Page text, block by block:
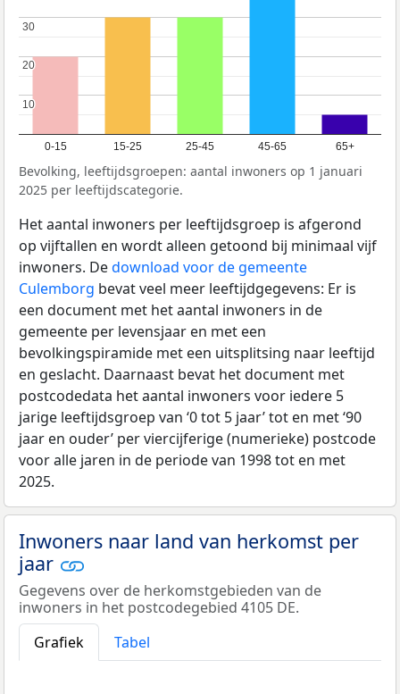
0-15 15-25 25-45 45-65 65+
10
10
20
20
30
30
Bevolking, leeftijdsgroepen: aantal inwoners op 1 januari
2025 per leeftijdscategorie.
Het aantal inwoners per leeftijdsgroep is afgerond
op vijftallen en wordt alleen getoond bij minimaal vijf
inwoners. Dedownload voor de gemeente
Culemborg bevat veel meer leeftijdgegevens: Er is
een document met het aantal inwoners in de
gemeente per levensjaar en met een
bevolkingspiramide met een uitsplitsing naar leeftijd
en geslacht. Daarnaast bevat het document met
postcodedata het aantal inwoners voor iedere 5
jarige leeftijdsgroep van ‘0 tot 5 jaar’ tot en met ‘90
jaar en ouder’ per viercijferige (numerieke) postcode
voor alle jaren in de periode van 1998 tot en met
2025.
Inwoners naar land van herkomst per
jaar
Gegevens over de herkomstgebieden van de
inwoners in het postcodegebied 4105 DE.
Grafiek
Tabel